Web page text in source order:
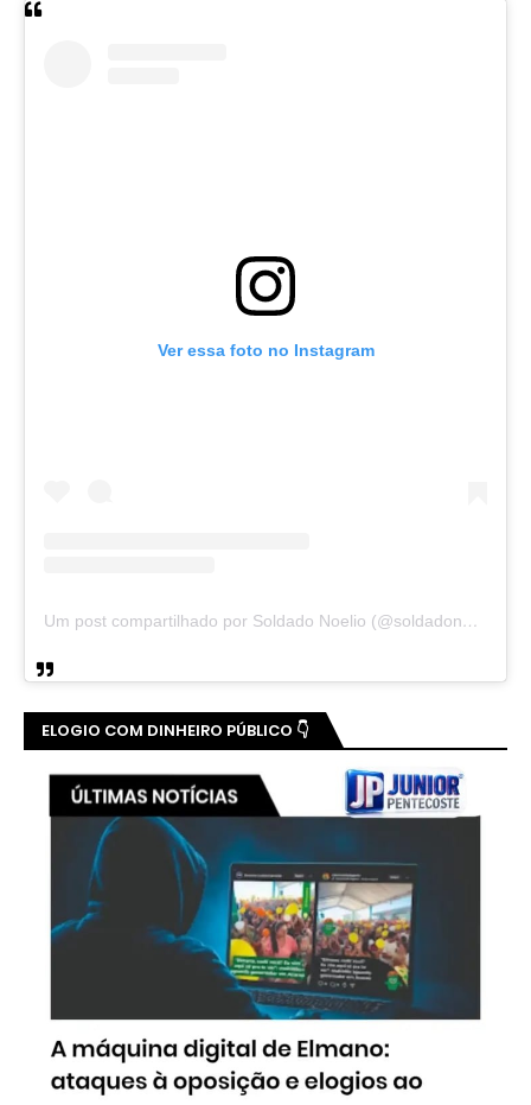
Ver essa foto no Instagram
Um post compartilhado por Soldado Noelio (@soldadonoelio)
ELOGIO COM DINHEIRO PÚBLICO 👇